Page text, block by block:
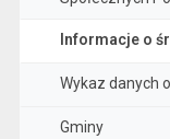
Informacje o
Wykaz danych
Gminy